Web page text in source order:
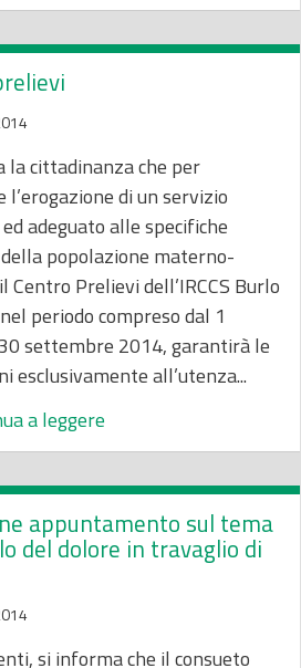
la cittadinanza che per
l’erogazione di un servizio
adeguato alle specifiche
popolazione materno-
Prelievi dell’IRCCS Burlo
periodo compreso dal 1
settembre 2014, garantirà le
esclusivamente all’utenza...
a leggere
appuntamento sul tema
del dolore in travaglio di
si informa che il consueto